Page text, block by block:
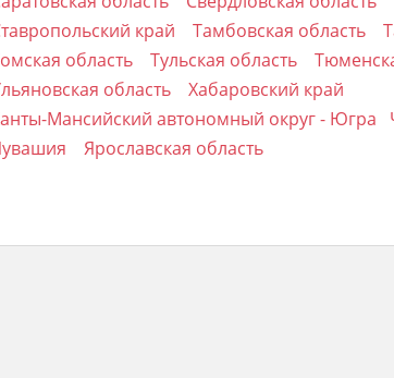
край
Тамбовская область
область
Тульская область
область
Хабаровский край
Мансийский автономный округ - Югра
Ярославская область